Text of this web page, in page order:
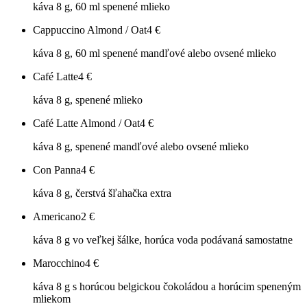
káva 8 g, 60 ml spenené mlieko
Cappuccino Almond / Oat4 €
káva 8 g, 60 ml spenené mandľové alebo ovsené mlieko
Café Latte4 €
káva 8 g, spenené mlieko
Café Latte Almond / Oat4 €
káva 8 g, spenené mandľové alebo ovsené mlieko
Con Panna4 €
káva 8 g, čerstvá šľahačka extra
Americano2 €
káva 8 g vo veľkej šálke, horúca voda podávaná samostatne
Marocchino4 €
káva 8 g s horúcou belgickou čokoládou a horúcim speneným
mliekom